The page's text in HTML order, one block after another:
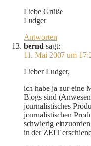
Liebe Grüße
Ludger
Antworten
bernd sagt:
11. Mai 2007 um
Lieber Ludger,
ich habe ja nur eine
Blogs sind
journalistisches
journalistischen
schwierig
in der ZEIT